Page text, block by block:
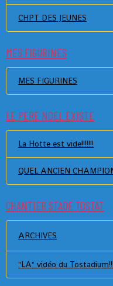
CHPT DES JEUNES
MES FIGURINES
MES FIGURINES
LE PERE NOEL EXISTE
La Hotte est vide!!!!!!!
QUEL ANCIEN
CHANTIER STADE TOSTAT
ARCHIVES
"LA" vidéo du